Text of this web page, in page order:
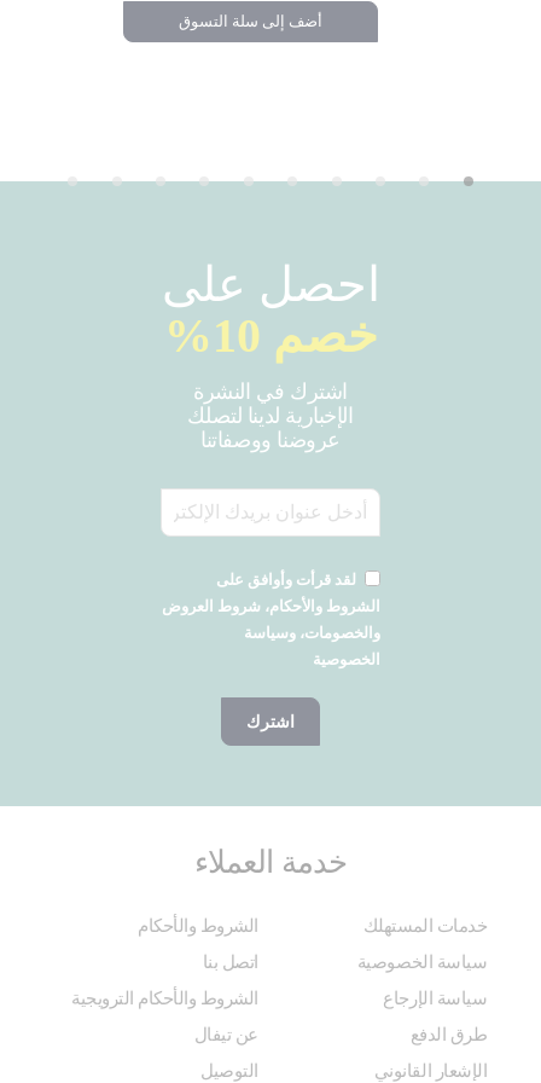
أضف إلى سلة التسوق
احصل على
خصم 10%
اشترك في النشرة
الإخبارية لدينا لتصلك
عروضنا ووصفاتنا
لقد قرأت وأوافق على
الشروط والأحكام، شروط العروض
والخصومات، وسياسة
الخصوصية
اشترك
خدمة العملاء
خدمات المستهلك
الشروط والأحكام
سياسة الخصوصية
اتصل بنا
سياسة الإرجاع
الشروط والأحكام الترويجية
طرق الدفع
عن تيفال
الإشعار القانوني
التوصيل